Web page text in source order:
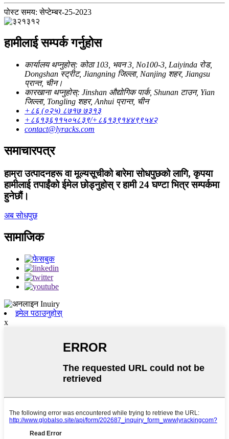
पोस्ट समय: सेप्टेम्बर-25-2023
हामीलाई सम्पर्क गर्नुहोस
कार्यालय थप्नुहोस्: कोठा 103, भवन 3, No100-3, Laiyinda रोड,
Dongshan स्ट्रीट, Jiangning जिल्ला, Nanjing शहर, Jiangsu
प्रान्त, चीन।
कारखाना थप्नुहोस्: Jinshan औद्योगिक पार्क, Shunan टाउन, Yian
जिल्ला, Tongling शहर, Anhui प्रान्त, चीन
+८६ (०२५) ८७१७ ७३१३
+८६१३६११५०५८३९/+८६१३९१४४९९५४२
contact@lyracks.com
समाचारपत्र
हाम्रा उत्पादनहरू वा मूल्यसूचीको बारेमा सोधपुछको लागि, कृपया
हामीलाई तपाईंको ईमेल छोड्नुहोस् र हामी 24 घण्टा भित्र सम्पर्कमा
हुनेछौं।
अब सोधपुछ
सामाजिक
इमेल पठाउनुहोस्
x